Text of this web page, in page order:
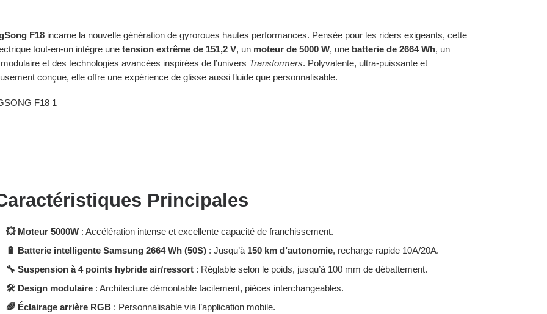
F18 incarne la nouvelle génération de gyroroues hautes performances. Pensée pour les riders exigeants, cette
tout-en-un intègre une tension extrême de 151,2 V, un moteur de 5000 W, une batterie de 2664 Wh, un
et des technologies avancées inspirées de l’univers Transformers. Polyvalente, ultra-puissante et
conçue, elle offre une expérience de glisse aussi fluide que personnalisable.
Principales
💥 Moteur 5000W : Accélération intense et excellente capacité de franchissement.
🔋 Batterie intelligente Samsung 2664 Wh (50S) : Jusqu’à 150 km d’autonomie, recharge rapide 10A/20A.
🔧 Suspension à 4 points hybride air/ressort : Réglable selon le poids, jusqu’à 100 mm de débattement.
🛠️ Design modulaire : Architecture démontable facilement, pièces interchangeables.
🌈 Éclairage arrière RGB : Personnalisable via l’application mobile.